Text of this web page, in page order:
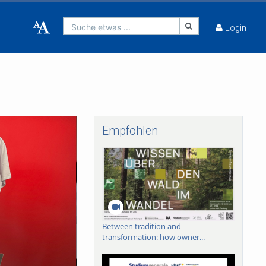
Suche etwas ... Login
Empfohlen
Between tradition and
transformation: how owner...